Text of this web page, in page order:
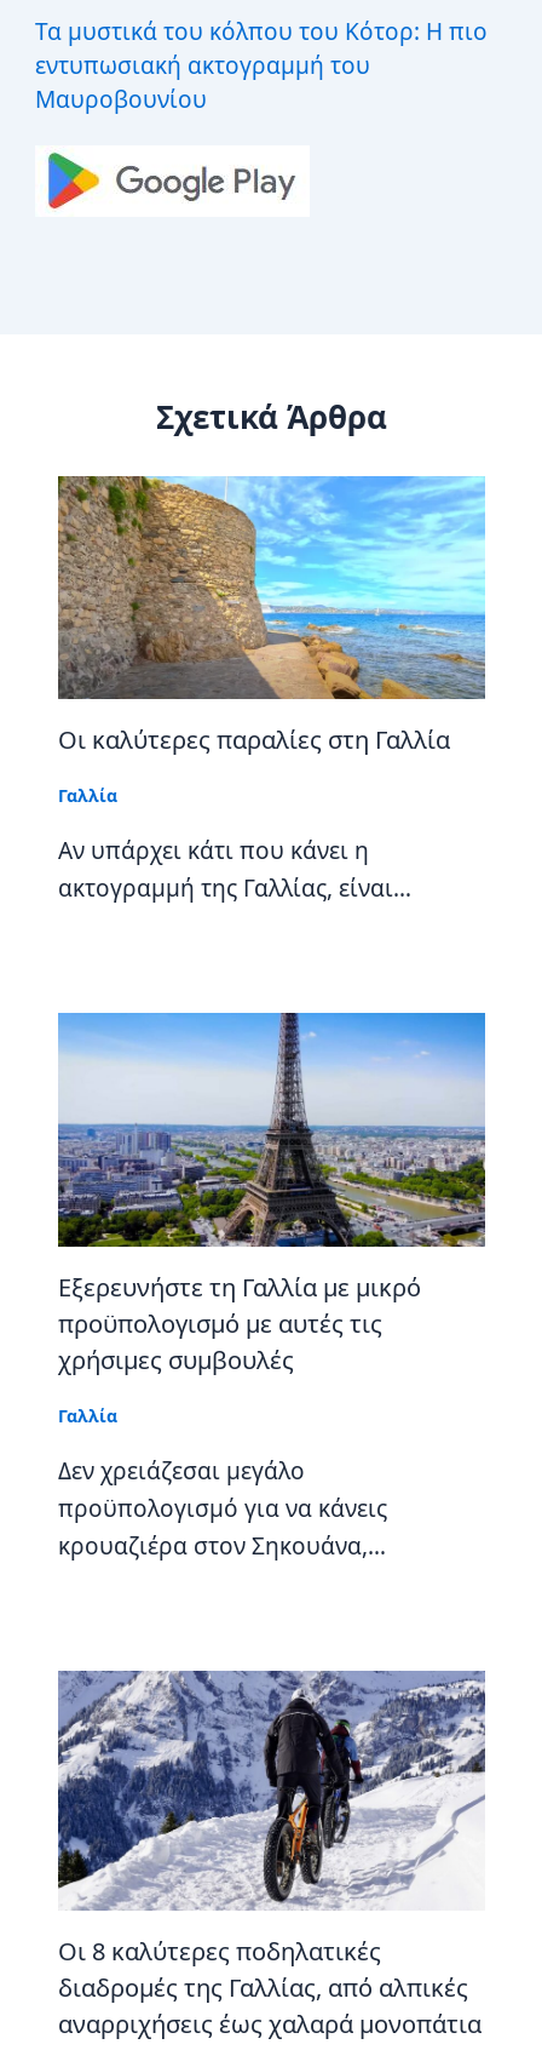
Τα μυστικά του κόλπου του Κότορ: Η πιο
εντυπωσιακή ακτογραμμή του
Μαυροβουνίου
Σχετικά Άρθρα
Οι καλύτερες παραλίες στη Γαλλία
Γαλλία
Αν υπάρχει κάτι που κάνει η
ακτογραμμή της Γαλλίας, είναι…
Εξερευνήστε τη Γαλλία με μικρό
προϋπολογισμό με αυτές τις
χρήσιμες συμβουλές
Γαλλία
Δεν χρειάζεσαι μεγάλο
προϋπολογισμό για να κάνεις
κρουαζιέρα στον Σηκουάνα,…
Οι 8 καλύτερες ποδηλατικές
διαδρομές της Γαλλίας, από αλπικές
αναρριχήσεις έως χαλαρά μονοπάτια